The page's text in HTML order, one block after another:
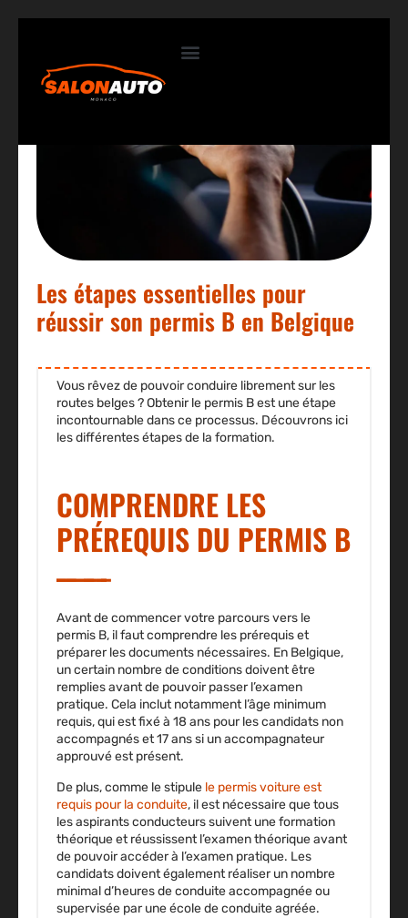
Les étapes essentielles pour
réussir son permis B en Belgique
Vous rêvez de pouvoir conduire librement sur les
routes belges ? Obtenir le permis B est une étape
incontournable dans ce processus. Découvrons ici
les différentes étapes de la formation.
COMPRENDRE LES
PRÉREQUIS DU PERMIS B
Avant de commencer votre parcours vers le
permis B, il faut comprendre les prérequis et
préparer les documents nécessaires. En Belgique,
un certain nombre de conditions doivent être
remplies avant de pouvoir passer l’examen
pratique. Cela inclut notamment l’âge minimum
requis, qui est fixé à 18 ans pour les candidats non
accompagnés et 17 ans si un accompagnateur
approuvé est présent.
De plus, comme le stipule le permis voiture est
requis pour la conduite, il est nécessaire que tous
les aspirants conducteurs suivent une formation
théorique et réussissent l’examen théorique avant
de pouvoir accéder à l’examen pratique. Les
candidats doivent également réaliser un nombre
minimal d’heures de conduite accompagnée ou
supervisée par une école de conduite agréée.